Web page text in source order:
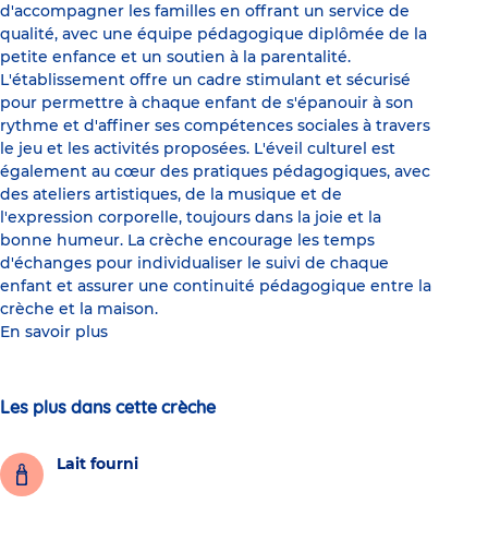
d'accompagner les familles en offrant un service de
qualité, avec une équipe pédagogique diplômée de la
petite enfance et un soutien à la parentalité.
L'établissement offre un cadre stimulant et sécurisé
pour permettre à chaque enfant de s'épanouir à son
rythme et d'affiner ses compétences sociales à travers
le jeu et les activités proposées. L'éveil culturel est
également au cœur des pratiques pédagogiques, avec
des ateliers artistiques, de la musique et de
l'expression corporelle, toujours dans la joie et la
bonne humeur. La crèche encourage les temps
d'échanges pour individualiser le suivi de chaque
enfant et assurer une continuité pédagogique entre la
crèche et la maison.
En savoir plus
Les plus dans cette crèche
Lait fourni